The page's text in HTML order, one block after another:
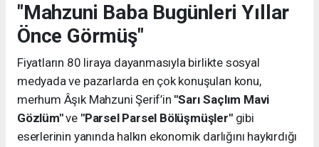
"Mahzuni Baba Bugünleri Yıllar
Önce Görmüş"
Fiyatların 80 liraya dayanmasıyla birlikte sosyal
medyada ve pazarlarda en çok konuşulan konu,
merhum Âşık Mahzuni Şerif’in "Sarı Saçlım Mavi
Gözlüm"ve "Parsel Parsel Bölüşmüşler"gibi
eserlerinin yanında halkın ekonomik darlığını haykırdığı